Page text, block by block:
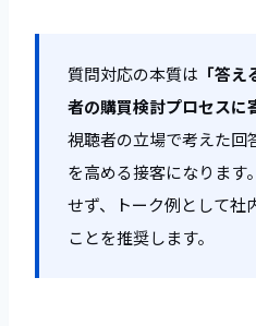
質問対応の本質は 「答
者の購買検討プロセスに
視聴者の立場で考えた回
を高める接客になります
せず、トーク例として社
ことを推奨します。